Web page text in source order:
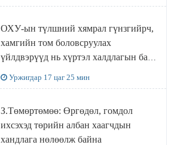
ОХУ-ын түлшний хямрал гүнзгийрч,
хамгийн том боловсруулах
үйлдвэрүүд нь хүртэл халдлагын бай
Уржигдар 17 цаг 25 мин
З.Төмөртөмөө: Өргөдөл, гомдол
ихсэхэд төрийн албан хаагчдын
хандлага нөлөөлж байна